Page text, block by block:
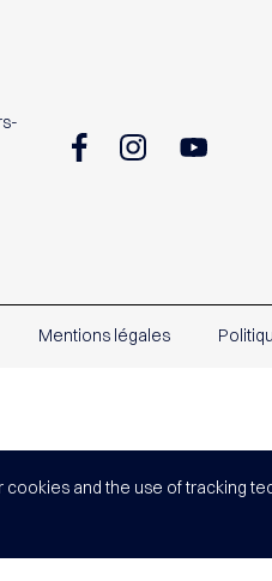
Mentions légales
and the use of tracking